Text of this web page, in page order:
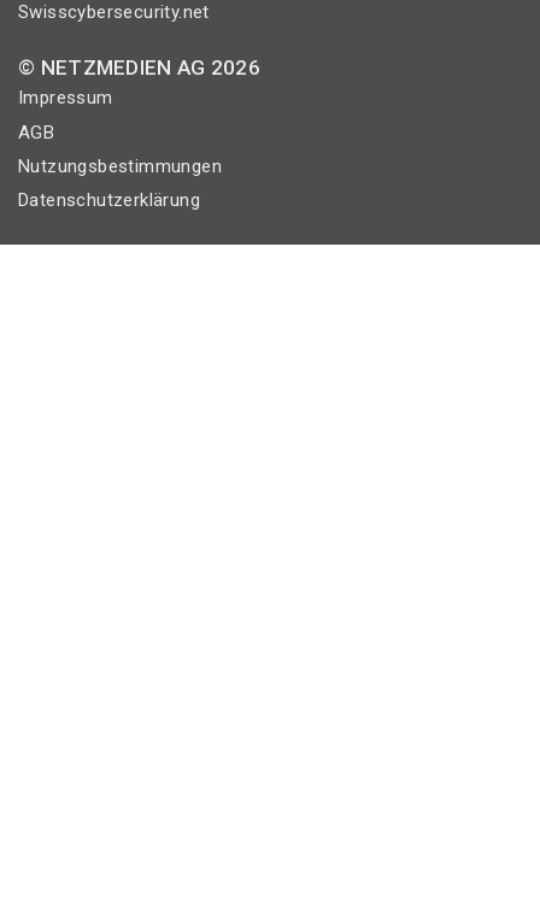
Swisscybersecurity.net
© NETZMEDIEN AG 2026
Impressum
AGB
Nutzungsbestimmungen
Datenschutzerklärung